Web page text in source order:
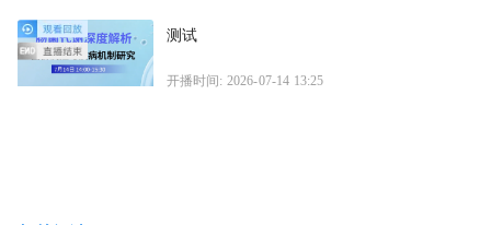
测试
开播时间: 2026-07-14 13:25